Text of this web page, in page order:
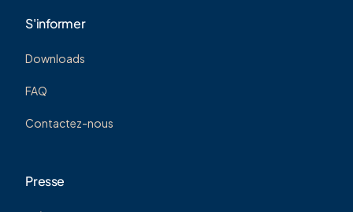
S'informer
Downloads
FAQ
Contactez-nous
Presse